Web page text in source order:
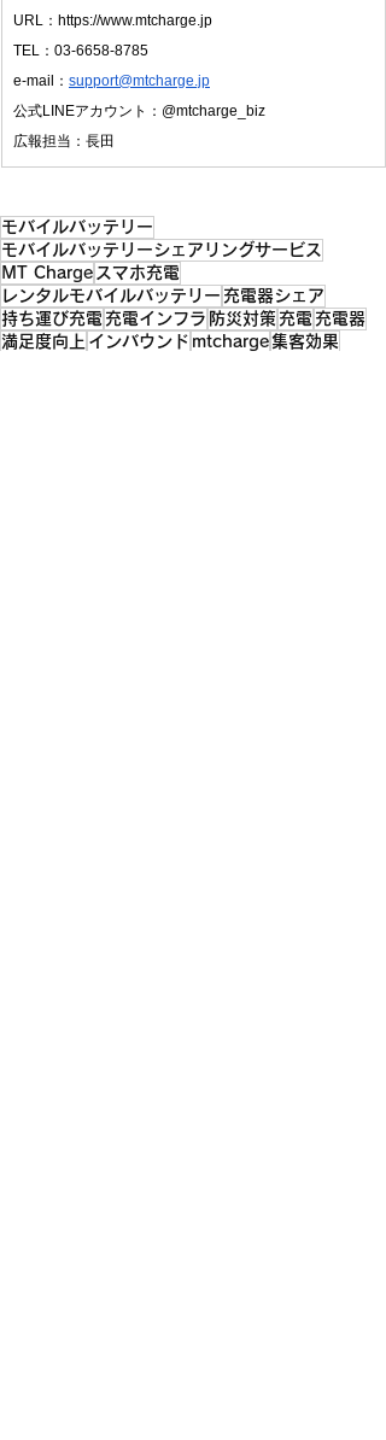
URL： https://www.mtcharge.jp
TEL：03-6658-8785
e-mail： support@mtcharge.jp
公式LINEアカウント：@mtcharge_biz
広報担当：長田
モバイルバッテリー
モバイルバッテリーシェアリングサービス
MT Charge スマホ充電
レンタルモバイルバッテリー 充電器シェア
持ち運び充電 充電インフラ 防災対策 充電 充電器
満足度向上 インバウンド mtcharge集客効果